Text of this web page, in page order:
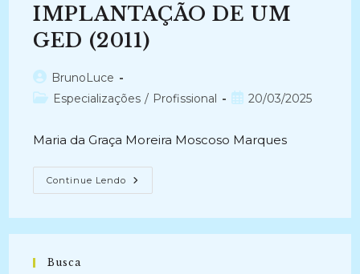
IMPLANTAÇÃO DE UM
GED (2011)
Autor
do
BrunoLuce
Categoria
Especializações / Profissional
Post20/03/2025
Maria da Graça Moreira Moscoso Marques
Continue Lendo PRINCIPAIS
PROBLEMAS
DE
Busca